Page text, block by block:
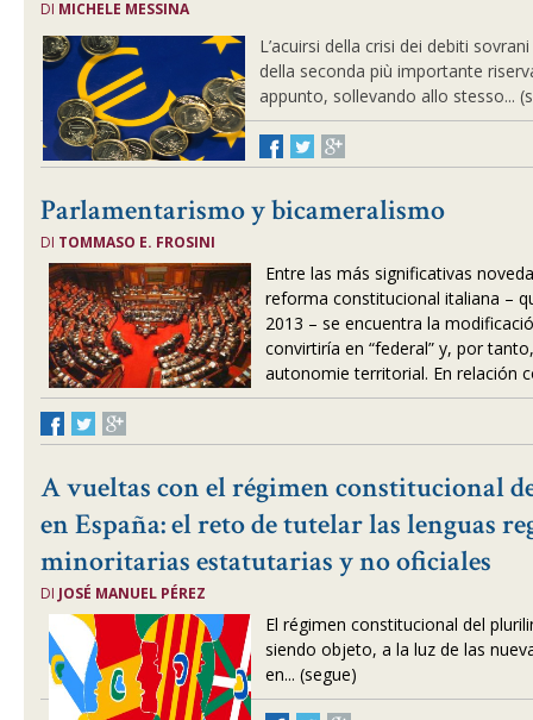
DI MICHELE MESSINA
L’acuirsi della crisi dei debiti
della seconda più importante
appunto, sollevando allo stesso...
Parlamentarismo y bicameralismo
DI TOMMASO E. FROSINI
Entre las más significativas
reforma constitucional italiana –
2013 – se encuentra la
convirtiría en “federal” y, por
autonomie territorial. En relación
A vueltas con el régimen constitucional
en España: el reto de tutelar las lenguas
minoritarias estatutarias y no oficiales
DI JOSÉ MANUEL PÉREZ
El régimen constitucional del
siendo objeto, a la luz de las
en... (segue)